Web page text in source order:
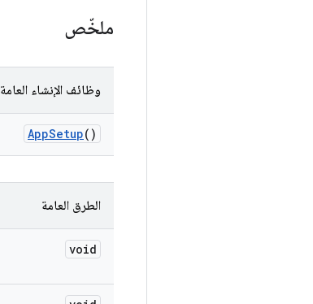
ملخّص
وظائف الإنشاء العامة
AppSetup()
الطرق العامة
void